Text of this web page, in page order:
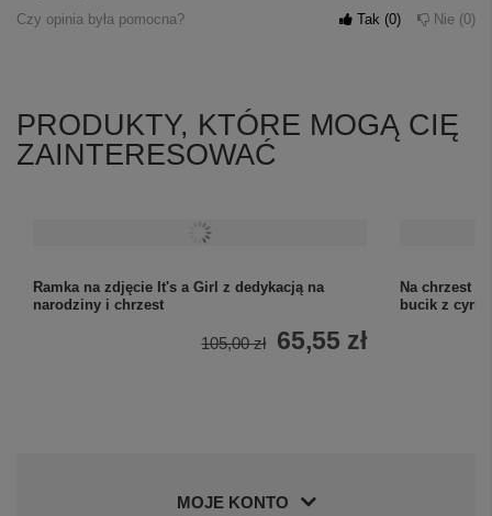
Czy opinia była pomocna?
Tak 0 Nie 0
PRODUKTY, KTÓRE MOGĄ CIĘ
ZAINTERESOWAĆ
Ramka na zdjęcie It's a Girl z dedykacją na
narodziny i chrzest
105,00 zł 65,55 zł
Na chrzest
bucik z
MOJE KONTO